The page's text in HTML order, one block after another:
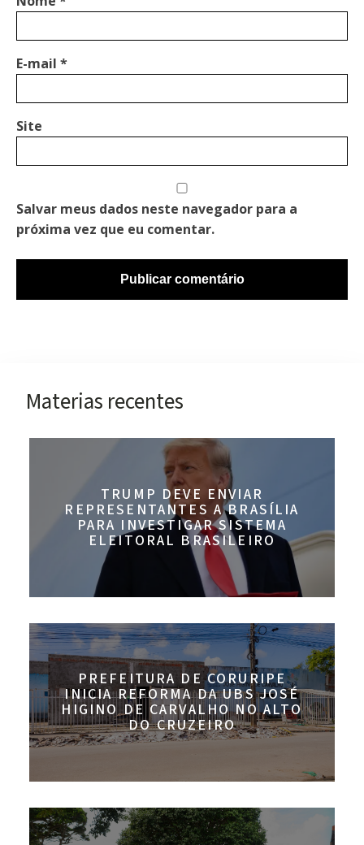
E-mail *
Site
Salvar meus dados neste navegador para a
próxima vez que eu comentar.
Materias recentes
TRUMP DEVE ENVIAR
REPRESENTANTES A BRASÍLIA
PARA INVESTIGAR SISTEMA
ELEITORAL BRASILEIRO
PREFEITURA DE CORURIPE
INICIA REFORMA DA UBS JOSÉ
HIGINO DE CARVALHO NO ALTO
DO CRUZEIRO